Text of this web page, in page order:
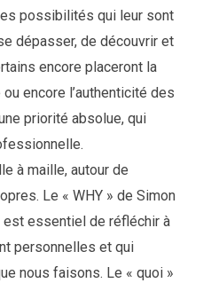
possibilités qui leur sont
dépasser, de découvrir et
encore placeront la
encore l’authenticité des
priorité absolue, qui
à maille, autour de
Le « WHY » de Simon
essentiel de réfléchir à
personnelles et qui
nous faisons. Le « quoi »